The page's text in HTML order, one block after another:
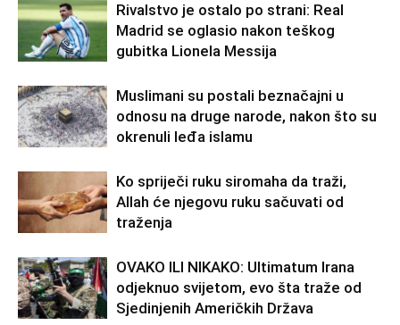
Rivalstvo je ostalo po strani: Real
Madrid se oglasio nakon teškog
gubitka Lionela Messija
Muslimani su postali beznačajni u
odnosu na druge narode, nakon što su
okrenuli leđa islamu
Ko spriječi ruku siromaha da traži,
Allah će njegovu ruku sačuvati od
traženja
OVAKO ILI NIKAKO: Ultimatum Irana
odjeknuo svijetom, evo šta traže od
Sjedinjenih Američkih Država